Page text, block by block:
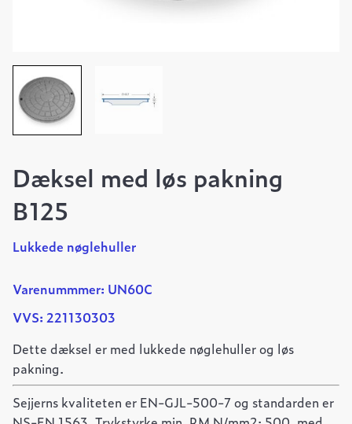
Dæksel med løs pakning
B125
Lukkede nøglehuller
Varenummmer: UN60C
VVS: 221130303
Dette dæksel er med lukkede nøglehuller og løs
pakning.
Sejjerns kvaliteten er EN-GJL-500-7 og standarden er